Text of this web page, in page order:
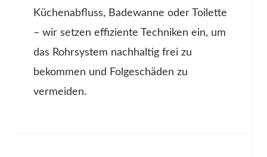
Küchenabfluss, Badewanne oder Toilette
– wir setzen effiziente Techniken ein, um
das Rohrsystem nachhaltig frei zu
bekommen und Folgeschäden zu
vermeiden.